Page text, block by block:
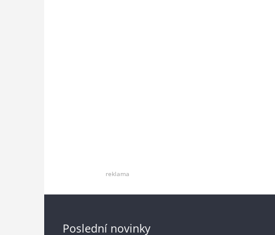
reklama
Poslední novinky